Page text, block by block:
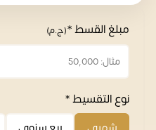
مبلغ القسط *(ج.م)
نوع التقسيط *